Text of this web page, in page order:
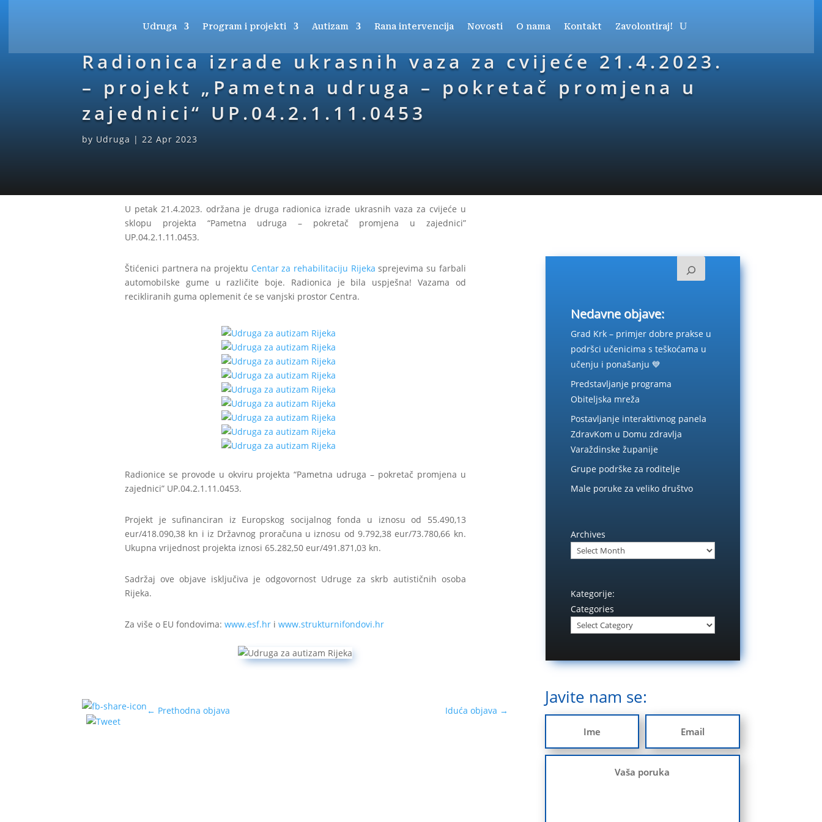
Udruga Program i projekti Autizam Rana intervencija Novosti O nama Kontakt Zavolontiraj!
Radionica izrade ukrasnih vaza za cvijeće 21.4.2023.
– projekt „Pametna udruga – pokretač promjena u
zajednici“ UP.04.2.1.11.0453
by Udruga | 22 Apr 2023
U petak 21.4.2023. održana je druga radionica izrade ukrasnih vaza za cvijeće u
sklopu projekta “Pametna udruga – pokretač promjena u zajednici”
UP.04.2.1.11.0453.
Štićenici partnera na projektu Centar za rehabilitaciju Rijeka sprejevima su farbali
automobilske gume u različite boje. Radionica je bila uspješna! Vazama od
recikliranih guma oplemenit će se vanjski prostor Centra.
Radionice se provode u okviru projekta “Pametna udruga – pokretač promjena u
zajednici” UP.04.2.1.11.0453.
Projekt je sufinanciran iz Europskog socijalnog fonda u iznosu od 55.490,13
eur/418.090,38 kn i iz Državnog proračuna u iznosu od 9.792,38 eur/73.780,66 kn.
Ukupna vrijednost projekta iznosi 65.282,50 eur/491.871,03 kn.
Sadržaj ove objave isključiva je odgovornost Udruge za skrb autističnih osoba
Rijeka.
Za više o EU fondovima:www.esf.hr iwww.strukturnifondovi.hr
← Prethodna objava Iduća objava →
Nedavne objave:
Grad Krk – primjer dobre prakse u
podršci učenicima s teškoćama u
učenju i ponašanju 💙
Predstavljanje programa
Obiteljska mreža
Postavljanje interaktivnog panela
ZdravKom u Domu zdravlja
Varaždinske županije
Grupe podrške za roditelje
Male poruke za veliko društvo
Archives
Kategorije:
Categories
Javite nam se: